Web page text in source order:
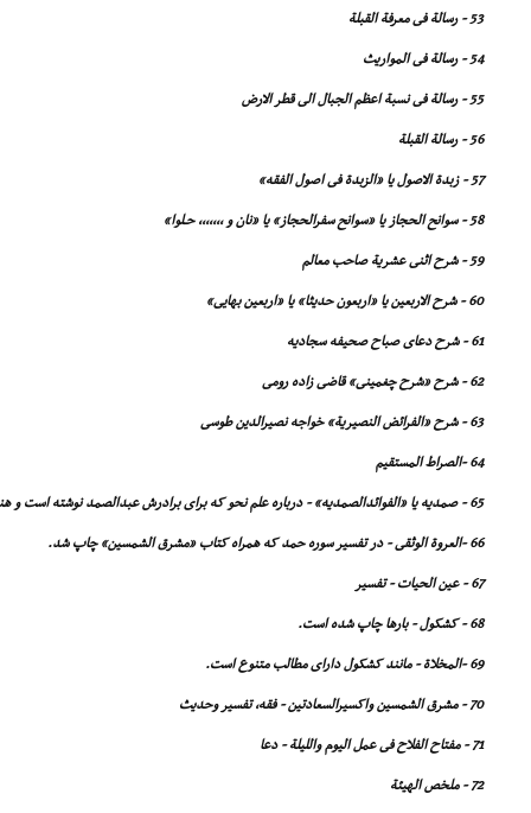
53 - رسالة فى معرفة القبلة
54 - رسالة فى المواریث
55 - رسالة فى نسبة اعظم الجبال الى قطر الارض
56 - رسالة القبلة
57 - زبدة الاصول یا «الزبدة فى اصول الفقه»
58 - سوانح الحجاز یا «سوانح سفرالحجاز» یا «نان و ,,,,,,, حـلوا»
59 - شرح اثنى عشریة صاحب معالم
60 - شرح الاربعین یا «اربعون حدیثا» یا «اربعین بهایى»
61 - شرح دعاى صباح صحیفه سجادیه
62 - شرح «شرح چغمینى» قاضى زاده رومى
63 - شرح «الفرائض النصیریة» خواجه نصیرالدین طوسى
64 -الصراط المستقیم
65 - صمدیه یا «الفوائدالصمدیه» - درباره علم نحو که براى برادرش عبدالصمد نوشته است و هنوز در حوزه هاى علمیه تدریس مى شود.
66 -العروة الوثقى - در تفسیر سوره حمد که همراه کتاب «مشرق الشمسین» چاپ شد.
67 - عین الحیات - تفسیر
68 - کشکول - بارها چاپ شده است.
69 -المخلاة - مانند کشکول داراى مطالب
متنوع است.
70 - مشرق الشمسین واکسیرالسعادتین - فقه، تفسیر وحدیث
71 - مفتاح الفلاح فى عمل الیوم واللیلة - دعا
72 - ملخص الهیئة